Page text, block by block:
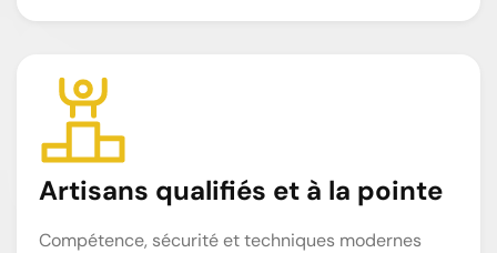
Artisans qualifiés et à la pointe
Compétence, sécurité et techniques modernes